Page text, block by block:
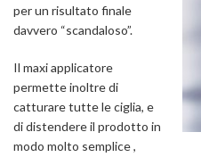
per un risultato finale
davvero “scandaloso”.
Il maxi applicatore
permette inoltre di
catturare tutte le ciglia, e
di distendere il prodotto in
modo molto semplice ,